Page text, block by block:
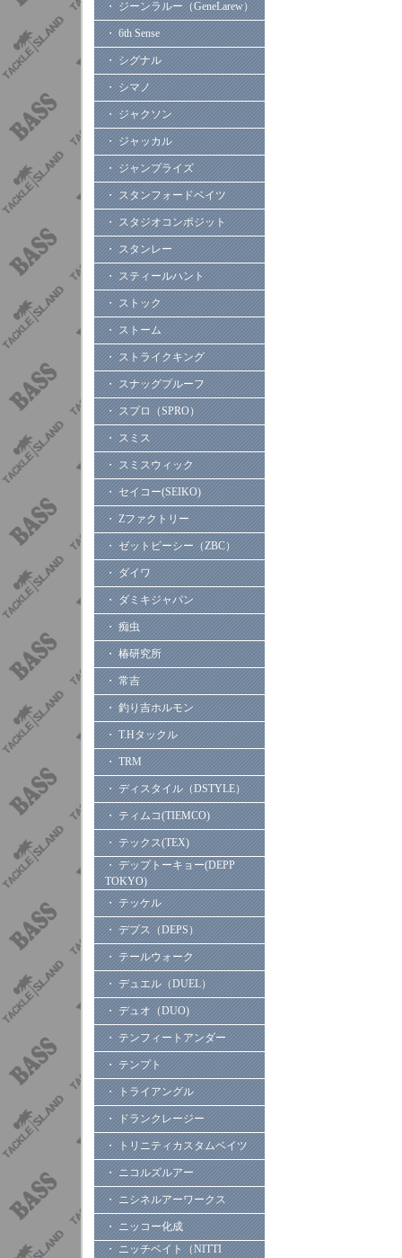
・ ジーンラルー（GeneLarew）
・ 6th Sense
・ シグナル
・ シマノ
・ ジャクソン
・ ジャッカル
・ ジャンプライズ
・ スタンフォードベイツ
・ スタジオコンポジット
・ スタンレー
・ スティールハント
・ ストック
・ ストーム
・ ストライクキング
・ スナッグプルーフ
・ スプロ（SPRO）
・ スミス
・ スミスウィック
・ セイコー(SEIKO)
・ Zファクトリー
・ ゼットビーシー（ZBC）
・ ダイワ
・ ダミキジャパン
・ 痴虫
・ 椿研究所
・ 常吉
・ 釣り吉ホルモン
・ T.Hタックル
・ TRM
・ ディスタイル（DSTYLE）
・ ティムコ(TIEMCO)
・ テックス(TEX)
・ デップトーキョー(DEPP
TOKYO)
・ テッケル
・ デプス（DEPS）
・ テールウォーク
・ デュエル（DUEL）
・ デュオ（DUO)
・ テンフィートアンダー
・ テンプト
・ トライアングル
・ ドランクレージー
・ トリニティカスタムベイツ
・ ニコルズルアー
・ ニシネルアーワークス
・ ニッコー化成
・ ニッチベイト（NITTI